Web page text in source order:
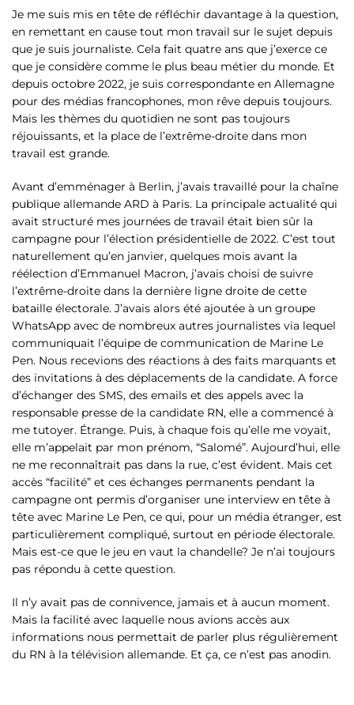
Je me suis mis en tête de réfléchir davantage à la question,
en remettant en cause tout mon travail sur le sujet depuis
que je suis journaliste. Cela fait quatre ans que j’exerce ce
que je considère comme le plus beau métier du monde. Et
depuis octobre 2022, je suis correspondante en Allemagne
pour des médias francophones, mon rêve depuis toujours.
Mais les thèmes du quotidien ne sont pas toujours
réjouissants, et la place de l’extrême-droite dans mon
travail est grande.
Avant d’emménager à Berlin, j’avais travaillé pour la chaîne
publique allemande ARD à Paris. La principale actualité qui
avait structuré mes journées de travail était bien sûr la
campagne pour l’élection présidentielle de 2022. C’est tout
naturellement qu’en janvier, quelques mois avant la
réélection d’Emmanuel Macron, j’avais choisi de suivre
l’extrême-droite dans la dernière ligne droite de cette
bataille électorale. J’avais alors été ajoutée à un groupe
WhatsApp avec de nombreux autres journalistes via lequel
communiquait l’équipe de communication de Marine Le
Pen. Nous recevions des réactions à des faits marquants et
des invitations à des déplacements de la candidate. A force
d’échanger des SMS, des emails et des appels avec la
responsable presse de la candidate RN, elle a commencé à
me tutoyer. Étrange. Puis, à chaque fois qu’elle me voyait,
elle m’appelait par mon prénom, “Salomé”. Aujourd’hui, elle
ne me reconnaîtrait pas dans la rue, c’est évident. Mais cet
accès “facilité” et ces échanges permanents pendant la
campagne ont permis d’organiser une interview en tête à
tête avec Marine Le Pen, ce qui, pour un média étranger, est
particulièrement compliqué, surtout en période électorale.
Mais est-ce que le jeu en vaut la chandelle? Je n’ai toujours
pas répondu à cette question.
Il n’y avait pas de connivence, jamais et à aucun moment.
Mais la facilité avec laquelle nous avions accès aux
informations nous permettait de parler plus régulièrement
du RN à la télévision allemande. Et ça, ce n’est pas anodin.